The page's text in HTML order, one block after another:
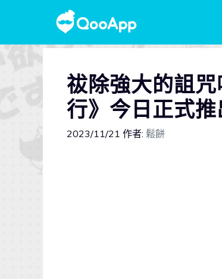
祓除強大的詛
行》今日正式推
2023/11/21 作者: 鬆餅